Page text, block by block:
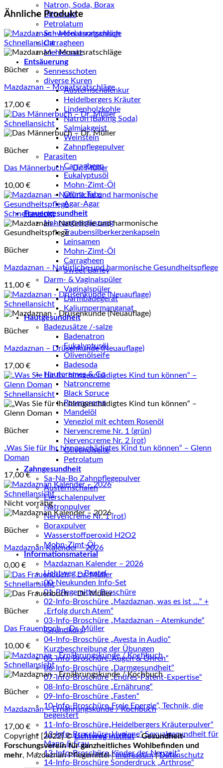
Natron, Soda, Borax
Bittersalz
Petrolatum
Schwefel anorganisch
Carragheen
Mehlersatz
Entsäuerung
Sennesschoten
diverse Kuren
Austernschalenkur
Heidelbergers Kräuter
Lindenholzkohle
Natron (Baking Soda)
Salmiakgeist
Weinstein
Zahnpflegepulver
Parasiten
Carragheen
Eukalyptusöl
Mohn-Zimt-Öl
Olima Tabs
Agar-Agar
Frauengesundheit
Nahrungsergänzung
Traubensilberkerzenkapseln
Leinsamen
Mohn-Zimt-Öl
Carragheen
Sweet Barley
Darm- & Vaginalspüler
Vaginalspüler
Darmbadegerät
Kaliumpermanganat
Hautgesundheit
Badezusätze /-salze
Badenatron
Eukalyptusöl
Olivenölseife
Badesoda
Hautcremes & Co
Natroncreme
Black Spruce
Rosencreme
Mandelöl
Veneziol mit echtem Rosenöl
Nervencreme Nr. 1 (grün)
Nervencreme Nr. 2 (rot)
Olivenölseite
Petrolatum
Zahngesundheit
Sa-Na-Bo Zahnpflegepulver
Austernschalen
Eierschalenpulver
Natronpulver
Nervencreme Nr. 1 (rot)
Boraxpulver
Wasserstoffperoxid H2O2
Mohn-Zimt-Öl
Informationsmaterial
Mazdaznan Kalender – 2026
Lichtweg – Beutel
00-Neukunden Info-Set
01-Pflegemittel-Broschüre
02-Info-Broschüre „Mazdaznan, was es ist …“ +
„Erfolg durch Atem“
03-Info-Broschüre „Mazdaznan – Atemkunde“
(Grundkurs)
04-Info-Broschüre „Avesta in Audio“
Kurzbeschreibung der Übungen
05-Info-Broschüre„Augen & Ohren“
06-Info-Broschüre „Darmgesundheit“
07-Info-Broschüre „Endres-Patent-Expertise“
08-Info-Broschüre „Ernährung“
09-Info-Broschüre „Fasten“
10-Info-Broschüre„Freie Energie“, Technik, die
begeistert
11-Info-Broschüre„Heidelbergers Kräuterpulver“
12-Info-Broschüre„Hygiene“ Sexualgesundheit für
Mann & Frau
13-Info-Broschüre„Kinder der Neuzeit“
14-Info-Broschüre Sonderdruck „Arthrose“
Ähnliche Produkte
Schnellansicht
Bücher
Mazdaznan – Monatsratschläge
17,00 €
Schnellansicht
Bücher
Das Männerbuch – Dr. Müller
10,00 €
Schnellansicht
Bücher
Mazdaznan – Natürliche und harmonische Gesundheitspflege
11,00 €
Schnellansicht
Bücher
Mazdaznan – Drüsenkunde (Neuauflage)
17,00 €
Schnellansicht
Bücher
„Was Sie für Ihr hirngeschädigtes Kind tun können“ – Glenn
Doman
17,00€
Schnellansicht
Nicht vorrätig
Bücher
Mazdaznan Kalender – 2026
0,00 €
Schnellansicht
Bücher
Das Frauenbuch – Dr. Müller
10,00 €
Schnellansicht
Bücher
Mazdaznan – Ernährungskunde / Kochbuch
17,00 €
Copyright [2022] ©Lichtweg Institut- Gesundheit-
Forschungsverein für ganzheitliches Wohlbefinden und
mehr, Mazdaznan Pflegemittel |Impressum|Datenschutz